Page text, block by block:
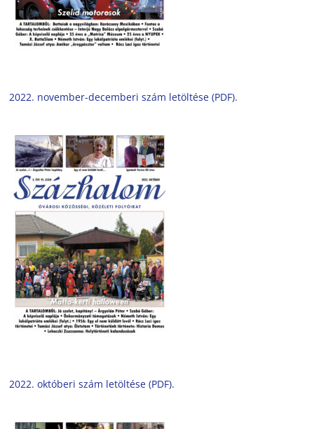
2022. november-decemberi szám letöltése (PDF).
2022. októberi szám letöltése (PDF).